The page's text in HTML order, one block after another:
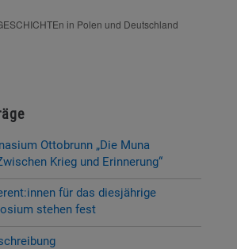
in Polen und Deutschland
Ottobrunn „Die Muna
Krieg und Erinnerung“
für das diesjährige
stehen fest